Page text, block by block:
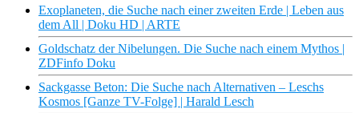
Exoplaneten, die Suche nach einer zweiten Erde | Leben aus
dem All | Doku HD | ARTE
Goldschatz der Nibelungen. Die Suche nach einem Mythos |
ZDFinfo Doku
Sackgasse Beton: Die Suche nach Alternativen – Leschs
Kosmos [Ganze TV-Folge] | Harald Lesch